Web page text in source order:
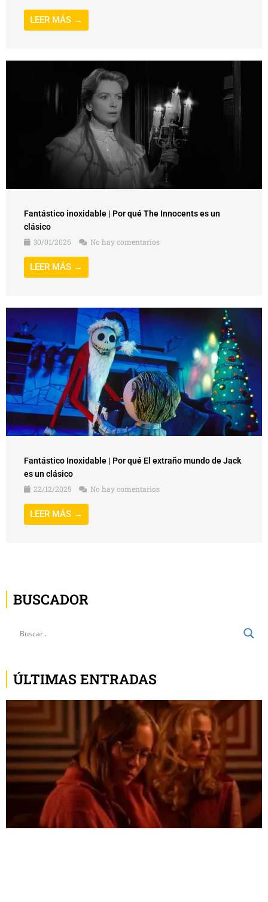
LEER MÁS →
Fantástico inoxidable | Por qué The Innocents es un
clásico
30/01/2026
No hay comentarios
LEER MÁS →
Fantástico Inoxidable | Por qué El extraño mundo de Jack
es un clásico
22/12/2025
No hay comentarios
LEER MÁS →
BUSCADOR
ÚLTIMAS ENTRADAS